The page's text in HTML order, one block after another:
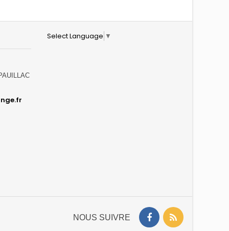
Select Language ▼
NOUS SUIVRE